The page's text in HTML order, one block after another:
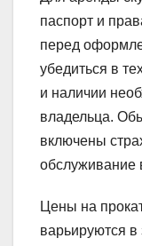
паспорт и
перед
убедиться в
и наличии
владельца.
включены
обслуживание
Цены на
варьируются в